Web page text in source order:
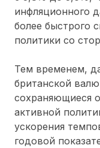
инфляционного
более быстрого
политики со
Тем временем,
британской
сохраняющиеся
активной
ускорения
годовой